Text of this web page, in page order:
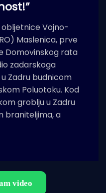
obljetnice Vojno-
Maslenica, prve
Domovinskog rata
zadarskoga
Zadru budnicom
Poluotoku. Kod
groblju u Zadru
braniteljima, a